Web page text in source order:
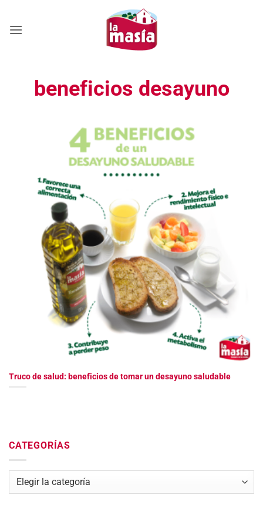
contenido
beneficios desayuno
Truco de salud: beneficios de tomar un desayuno saludable
CATEGORÍAS
Categorías